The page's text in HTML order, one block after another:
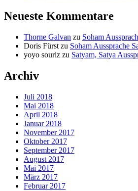
Neueste Kommentare
Thorne Galvan zu Soham
Doris Fürst zu Soham Aussprache
yoyo souriz zu Satyam, Satya
Archiv
Juli 2018
Mai 2018
April 2018
Januar 2018
November 2017
Oktober 2017
September 2017
August 2017
Mai 2017
März 2017
Februar 2017